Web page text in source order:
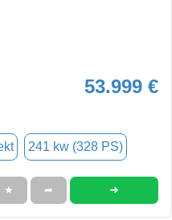
53.999 €
241 kw (328 PS)
★ ➦ ➜